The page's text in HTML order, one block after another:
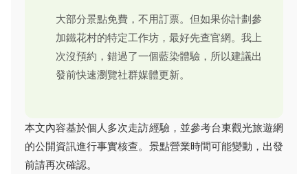
大部分景點免費，不用訂票。但如果你計劃參
加鐵花村的特定工作坊，最好先查官網。我上
次沒預約，錯過了一個藍染體驗，所以建議出
發前快速瀏覽社群媒體更新。
本文內容基於個人多次走訪經驗，並參考台東觀光旅遊網
的公開資訊進行事實核查。景點營業時間可能變動，出發
前請再次確認。